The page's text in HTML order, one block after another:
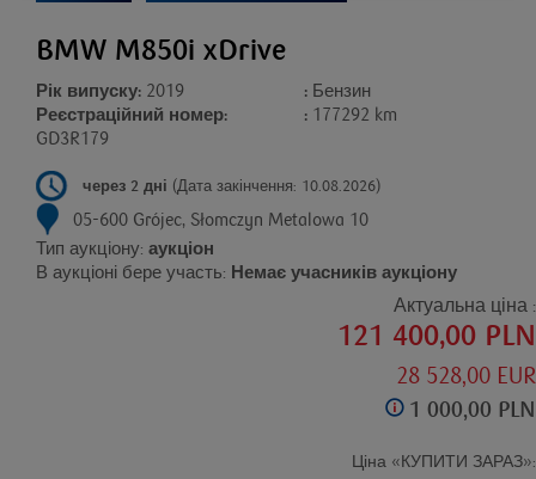
BMW M850i xDrive
Рік випуску: 2019
Реєстраційний номер:
GD3R179
: Бензин
: 177292 km
Актуальна ціна :
121 400,00 PLN
28 528,00 EUR
1 000,00 PLN
Ціна «КУПИТИ ЗАРАЗ»:
через 2 дні (Дата закінчення: 10.08.2026)
05-600 Grójec, Słomczyn Metalowa 10
Тип аукціону: аукціон
В аукціоні бере участь: Немає учасників аукціону